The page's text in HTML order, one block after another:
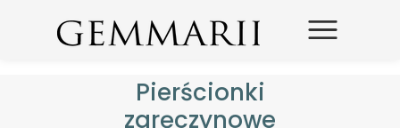
Pierścionki
zaręczynowe